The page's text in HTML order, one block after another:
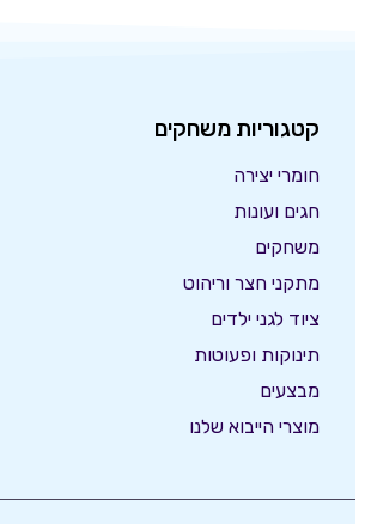
קטגוריות משחקים
חומרי יצירה
חגים ועונות
משחקים
מתקני חצר וריהוט
ציוד לגני ילדים
תינוקות ופעוטות
מבצעים
מוצרי הייבוא שלנו